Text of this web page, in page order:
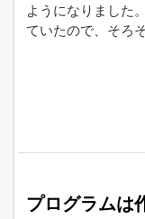
ようになりました
ていたので、そろ
プログラムは